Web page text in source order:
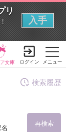
リ
入手
メニュー
文庫 ログイン
再検索
検索履歴